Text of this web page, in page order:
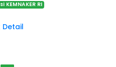
RI
Detail